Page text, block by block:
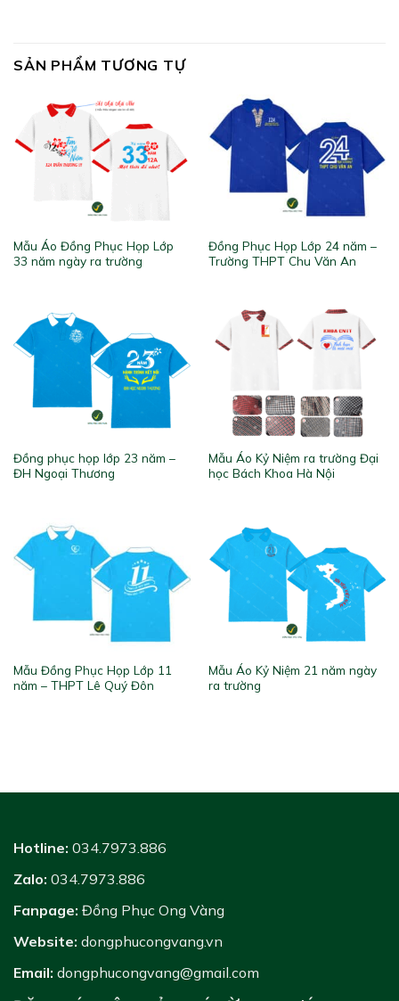
SẢN PHẨM TƯƠNG TỰ
Mẫu Áo Đồng Phục Họp Lớp
33 năm ngày ra trường
Đồng Phục Họp Lớp 24 năm –
Trường THPT Chu Văn An
Đồng phục họp lớp 23 năm –
ĐH Ngoại Thương
Mẫu Áo Kỷ Niệm ra trường Đại
học Bách Khoa Hà Nội
Mẫu Đồng Phục Họp Lớp 11
năm – THPT Lê Quý Đôn
Mẫu Áo Kỷ Niệm 21 năm ngày
ra trường
Hotline: 034.7973.886
Zalo: 034.7973.886
Fanpage: Đồng Phục Ong Vàng
Website: dongphucongvang.vn
Email: dongphucongvang@gmail.com